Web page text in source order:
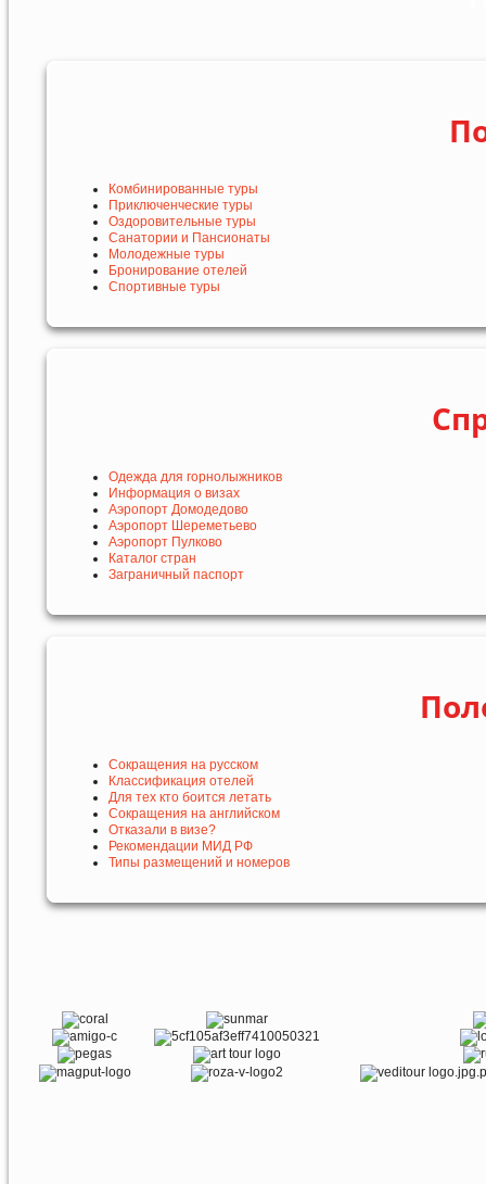
Комбинированные туры
Приключенческие туры
Оздоровительные туры
Санатории и Пансионаты
Молодежные туры
Бронирование отелей
Спортивные туры
Одежда для горнолыжников
Информация о визах
Аэропорт Домодедово
Аэропорт Шереметьево
Аэропорт Пулково
Каталог стран
Заграничный паспорт
Сокращения на русском
Классификация отелей
Для тех кто боится летать
Сокращения на английском
Отказали в визе?
Рекомендации МИД РФ
Типы размещений и номеров